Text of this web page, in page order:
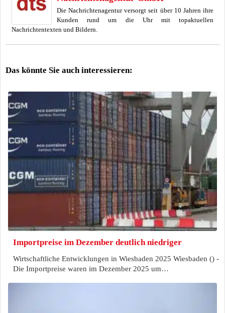
Die Nachrichtenagentur versorgt seit über 10 Jahren ihre
Kunden rund um die Uhr mit topaktuellen
Nachrichtentexten und Bildern.
Das könnte Sie auch interessieren:
Importpreise im Dezember deutlich niedriger
Wirtschaftliche Entwicklungen in Wiesbaden 2025 Wiesbaden () -
Die Importpreise waren im Dezember 2025 um…